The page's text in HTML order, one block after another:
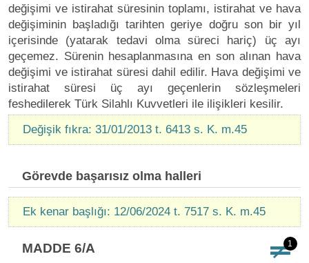
değişimi ve istirahat süresinin toplamı, istirahat ve hava
değişiminin başladığı tarihten geriye doğru son bir yıl
içerisinde (yatarak tedavi olma süreci hariç) üç ayı
geçemez. Sürenin hesaplanmasına en son alınan hava
değişimi ve istirahat süresi dahil edilir. Hava değişimi ve
istirahat süresi üç ayı geçenlerin sözleşmeleri
feshedilerek Türk Silahlı Kuvvetleri ile ilişikleri kesilir.
Değişik fıkra: 31/01/2013 t. 6413 s. K. m.45
Görevde başarısız olma halleri
Ek kenar başlığı: 12/06/2024 t. 7517 s. K. m.45
MADDE 6/A 1